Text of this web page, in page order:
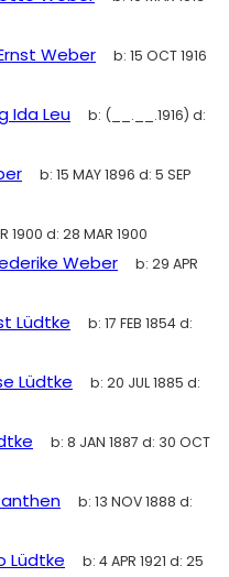
Weber b: 15 OCT 1916
Ida Leu b: (__.__.1916) d:
b: 15 MAY 1896 d: 5 SEP
1900 d: 28 MAR 1900
Weber b: 29 APR
Lüdtke b: 17 FEB 1854d:
Lüdtke b: 20 JUL 1885 d:
b: 8 JAN 1887 d: 30 OCT
b: 13 NOV 1888 d:
Lüdtke b: 4 APR 1921 d: 25